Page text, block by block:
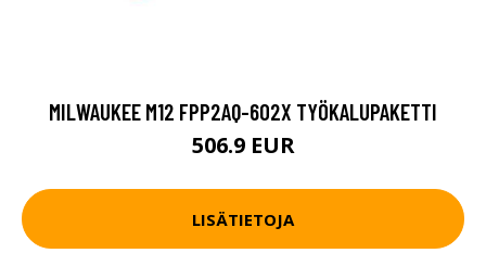
MILWAUKEE M12 FPP2AQ-602X TYÖKALUPAKETTI
506.9 EUR
LISÄTIETOJA